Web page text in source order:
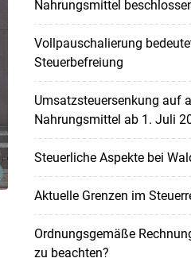
Nahrungsmittel
Vollpauschalierung
Steuerbefreiung
Umsatzsteuersenkung auf
Nahrungsmittel ab 1. Juli
Steuerliche Aspekte bei
Aktuelle Grenzen im
Ordnungsgemäße
zu beachten?